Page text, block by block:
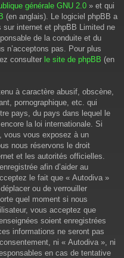
générale GNU 2.0 » et qui
(en anglais). Le logiciel phpBB a
internet et phpBB Limited ne
de la conduite et du
n’acceptons pas. Pour plus
consulter le site de phpBB (en
à caractère abusif, obscène,
pornographique, etc. qui
pays, du pays dans lequel le
la loi internationale. Si
vous vous exposez à un
nous réservons le droit
et les autorités officielles.
afin d’aider au
le fait que « Autodiva »
ou de verrouiller
quel moment si nous
vous acceptez que
soient enregistrées
informations ne seront pas
ni « Autodiva », ni
en cas de tentative